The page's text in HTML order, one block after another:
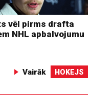
vēl pirms drafta
NHL apbalvojumu
Vairāk HOKEJS